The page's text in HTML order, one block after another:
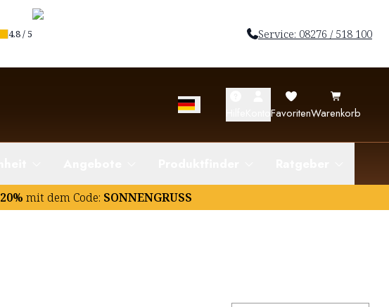
4.8/5 Service: 08276 / 518 100
FavoritenWarenkorb
20% mit dem Code: SONNENGRUSS